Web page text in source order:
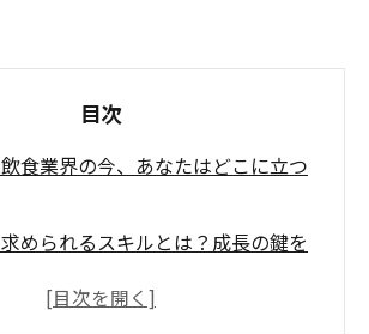
目次
食業界の今、あなたはどこに立つ
められるスキルとは？成長の鍵を
ら学ぶ！飲食業界で輝くための具体